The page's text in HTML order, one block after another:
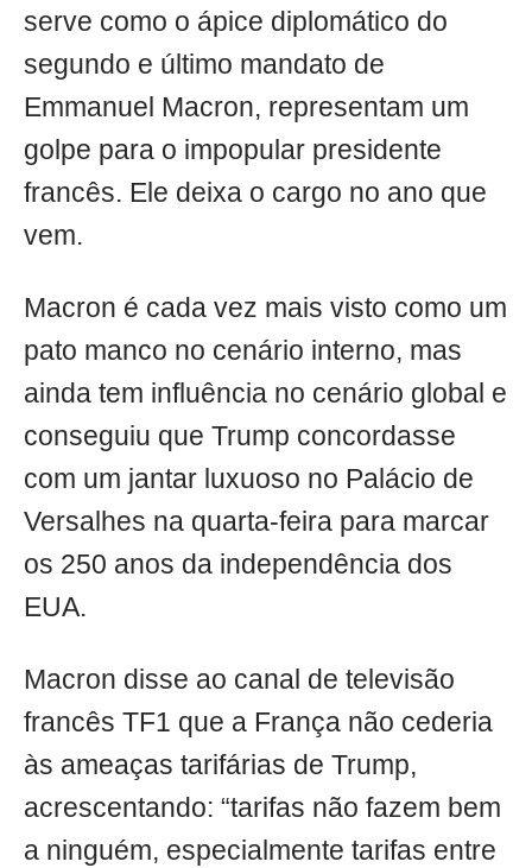
serve como o ápice diplomático do
segundo e último mandato de
Emmanuel Macron, representam um
golpe para o impopular presidente
francês. Ele deixa o cargo no ano que
vem.
Macron é cada vez mais visto como um
pato manco no cenário interno, mas
ainda tem influência no cenário global e
conseguiu que Trump concordasse
com um jantar luxuoso no Palácio de
Versalhes na quarta-feira para marcar
os 250 anos da independência dos
EUA.
Macron disse ao canal de televisão
francês TF1 que a França não cederia
às ameaças tarifárias de Trump,
acrescentando: “tarifas não fazem bem
a ninguém, especialmente tarifas entre